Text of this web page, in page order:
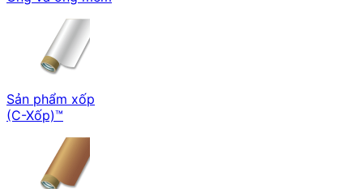
Sản phẩm xốp
(C-Xốp)™